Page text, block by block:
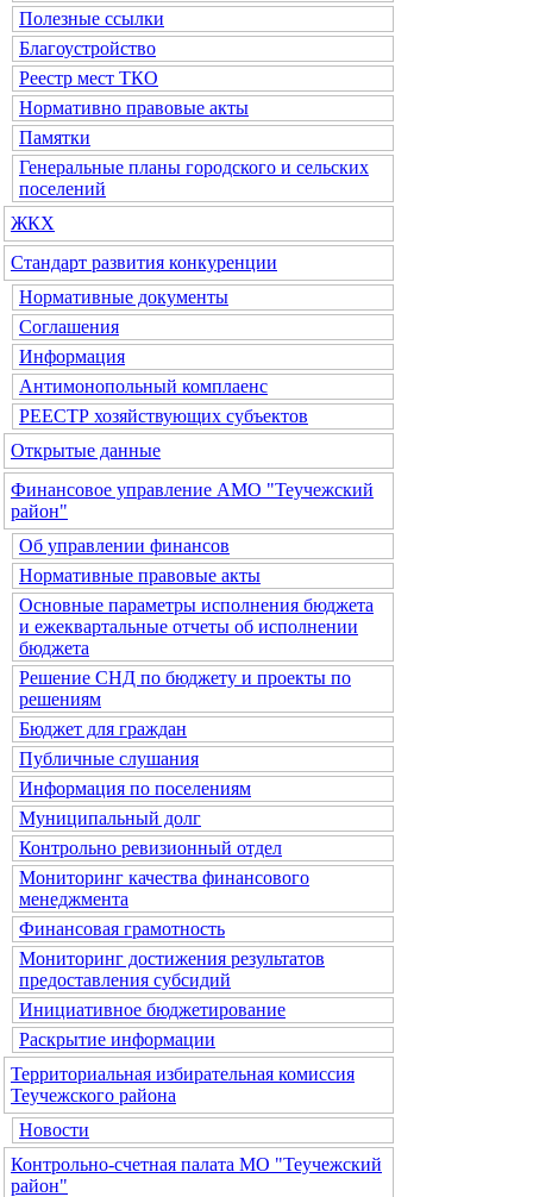
Полезные ссылки
Благоустройство
Реестр мест ТКО
Нормативно правовые акты
Памятки
Генеральные планы городского и сельских
поселений
ЖКХ
Стандарт развития конкуренции
Нормативные документы
Соглашения
Информация
Антимонопольный комплаенс
РЕЕСТР хозяйствующих субъектов
Открытые данные
Финансовое управление АМО "Теучежский
район"
Об управлении финансов
Нормативные правовые акты
Основные параметры исполнения бюджета
и ежеквартальные отчеты об исполнении
бюджета
Решение СНД по бюджету и проекты по
решениям
Бюджет для граждан
Публичные слушания
Информация по поселениям
Муниципальный долг
Контрольно ревизионный отдел
Мониторинг качества финансового
менеджмента
Финансовая грамотность
Мониторинг достижения результатов
предоставления субсидий
Инициативное бюджетирование
Раскрытие информации
Территориальная избирательная комиссия
Теучежского района
Новости
Контрольно-счетная палата МО "Теучежский
район"